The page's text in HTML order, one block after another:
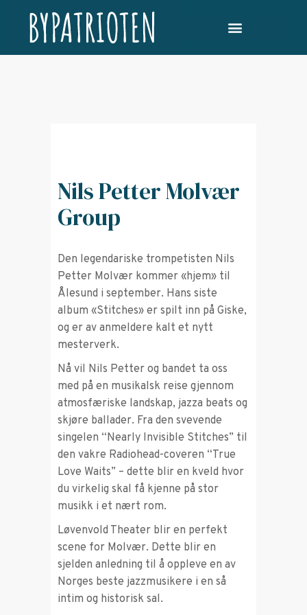
Nils Petter Molvær
Group
Den legendariske trompetisten Nils
Petter Molvær kommer «hjem» til
Ålesund i september. Hans siste
album «Stitches» er spilt inn på Giske,
og er av anmeldere kalt et nytt
mesterverk.
Nå vil Nils Petter og bandet ta oss
med på en musikalsk reise gjennom
atmosfæriske landskap, jazza beats og
skjøre ballader. Fra den svevende
singelen “Nearly Invisible Stitches” til
den vakre Radiohead-coveren “True
Love Waits” – dette blir en kveld hvor
du virkelig skal få kjenne på stor
musikk i et nært rom.
Løvenvold Theater blir en perfekt
scene for Molvær. Dette blir en
sjelden anledning til å oppleve en av
Norges beste jazzmusikere i en så
intim og historisk sal.